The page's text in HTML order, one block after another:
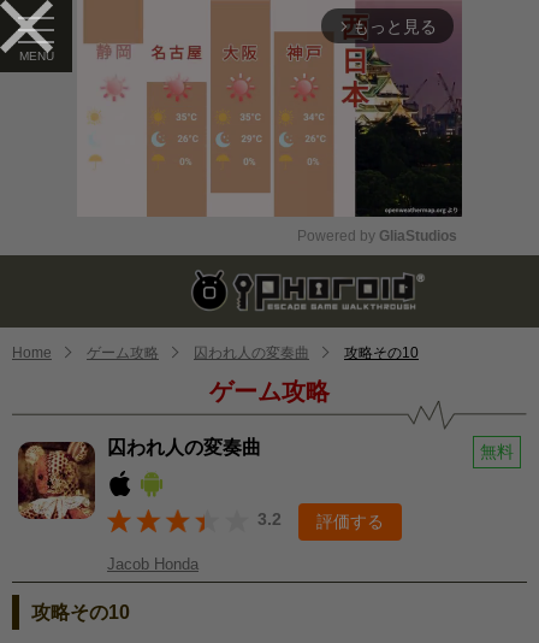
arrow_forward_ios もっと見る
Mute
Powered by GliaStudios
Home ゲーム攻略 囚われ人の変奏曲 攻略その10
ゲーム攻略
囚われ人の変奏曲 無料
3.2 評価する
Jacob Honda
攻略その10